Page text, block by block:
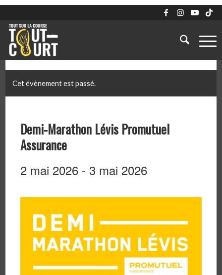
Cet évènement est passé.
Demi-Marathon Lévis Promutuel
Assurance
2 mai 2026 - 3 mai 2026